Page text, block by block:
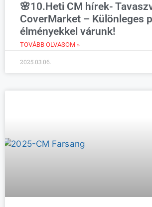
🌸10.Heti CM hírek-
CoverMarket – Különleges
élményekkel várunk!
TOVÁBB OLVASOM »
2025.03.06.